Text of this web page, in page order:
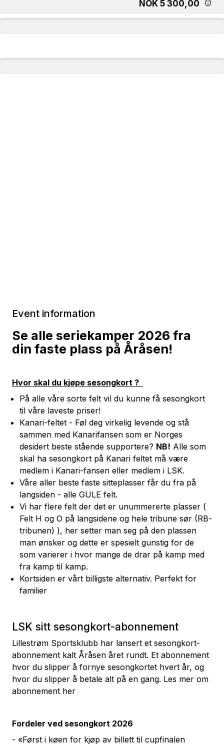
NOK 5 300,00
Event information
Se alle seriekamper 2026 fra
din faste plass på Åråsen!
Hvor skal du kjøpe sesongkort ?
På alle våre sorte felt vil du kunne få sesongkort
til våre laveste priser!
Kanari-feltet - Føl deg virkelig levende og stå
sammen med Kanarifansen som er Norges
desidert beste stående supportere? NB! Alle som
skal ha sesongkort på Kanari feltet må være
medlem i Kanari-fansen eller medlem i LSK.
Våre aller beste faste sitteplasser får du fra på
langsiden - alle GULE felt.
Vi har flere felt der det er unummererte plasser (
Felt H og O på langsidene og hele tribune sør (RB-
tribunen) ), her setter man seg på den plassen
man ønsker og dette er spesielt gunstig for de
som varierer i hvor mange de drar på kamp med
fra kamp til kamp.
Kortsiden er vårt billigste alternativ. Perfekt for
familier
LSK sitt sesongkort-abonnement
Lillestrøm Sportsklubb har lansert et sesongkort-
abonnement kalt Åråsen året rundt. Et abonnement
hvor du slipper å fornye sesongkortet hvert år, og
hvor du slipper å betale alt på en gang. Les mer om
abonnement her
Fordeler ved sesongkort 2026
- «Først i køen for kjøp av billett til cupfinalen